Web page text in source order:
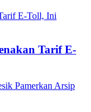
Tarif E-